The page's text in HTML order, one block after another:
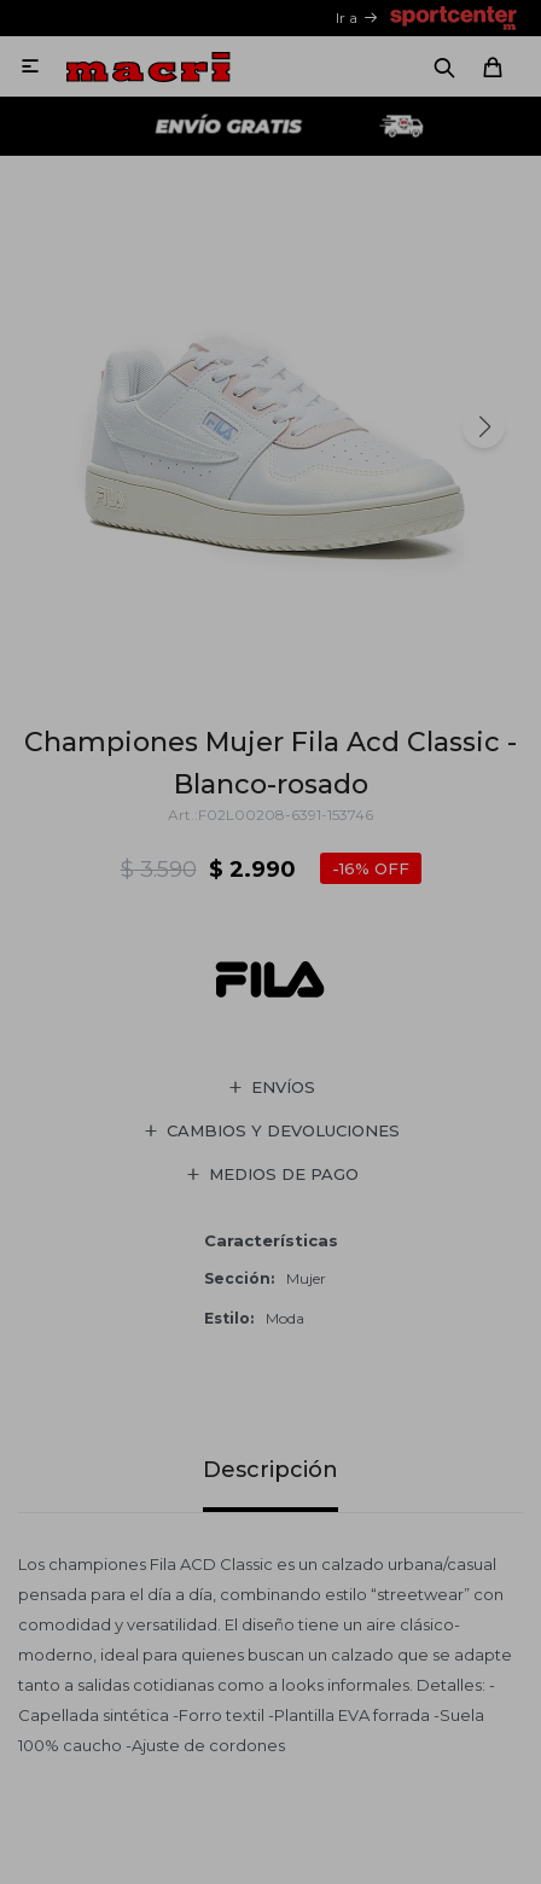
Ir a

Championes Mujer Fila Acd Classic -
Blanco-rosado
F02L00208-6391-153746
$ 2.990
$ 3.590 16
ENVÍOS
CAMBIOS Y DEVOLUCIONES
MEDIOS DE PAGO
Características
Sección Mujer
Estilo Moda
Descripción
Los championes Fila ACD Classic es un calzado urbana/casual
pensada para el día a día, combinando estilo “streetwear” con
comodidad y versatilidad. El diseño tiene un aire clásico-
moderno, ideal para quienes buscan un calzado que se adapte
tanto a salidas cotidianas como a looks informales. Detalles: -
Capellada sintética -Forro textil -Plantilla EVA forrada -Suela
100% caucho -Ajuste de cordones